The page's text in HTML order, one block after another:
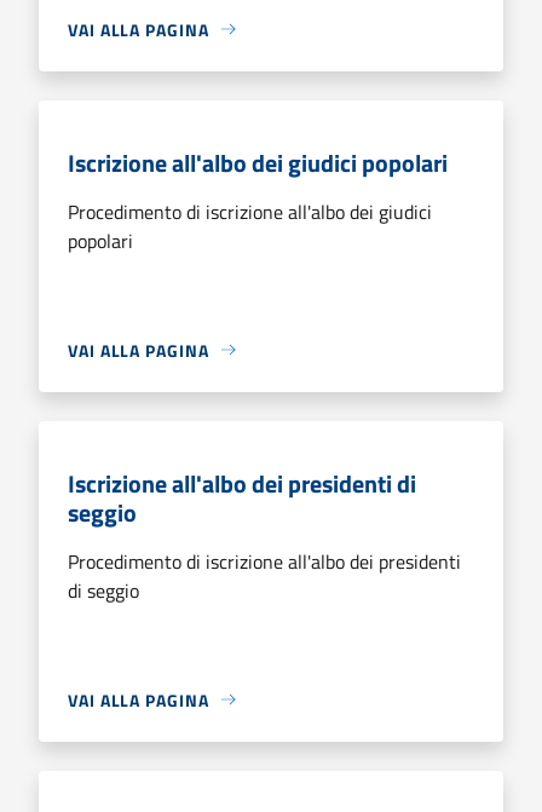
VAI ALLA PAGINA
Iscrizione all'albo dei giudici popolari
Procedimento di iscrizione all'albo dei giudici
popolari
VAI ALLA PAGINA
Iscrizione all'albo dei presidenti di
seggio
Procedimento di iscrizione all'albo dei presidenti
di seggio
VAI ALLA PAGINA